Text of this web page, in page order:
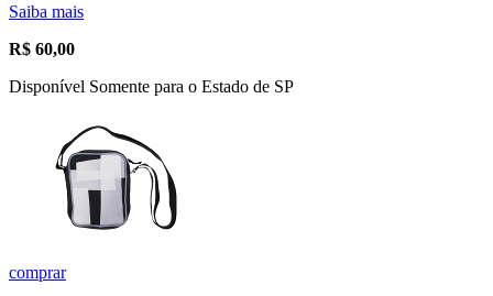
Saiba mais
R$ 60,00
Disponível Somente para o Estado de SP
comprar